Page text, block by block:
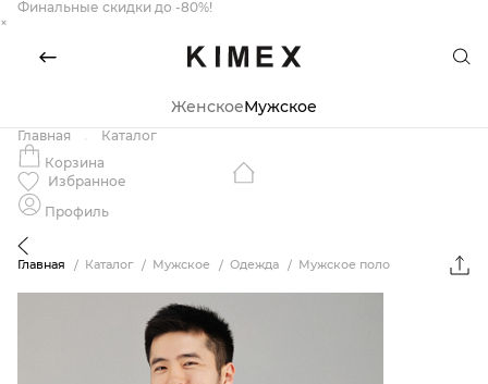
Финальные скидки до -80%!
×
ЖенскоеМужское
Главная
Каталог
Корзина
Избранное
Профиль
Главная Каталог Мужское Одежда Мужское поло